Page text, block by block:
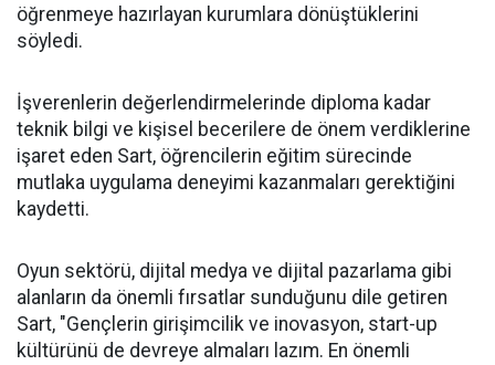
öğrenmeye hazırlayan kurumlara dönüştüklerini
söyledi.
İşverenlerin değerlendirmelerinde diploma kadar
teknik bilgi ve kişisel becerilere de önem verdiklerine
işaret eden Sart, öğrencilerin eğitim sürecinde
mutlaka uygulama deneyimi kazanmaları gerektiğini
kaydetti.
Oyun sektörü, dijital medya ve dijital pazarlama gibi
alanların da önemli fırsatlar sunduğunu dile getiren
Sart, "Gençlerin girişimcilik ve inovasyon, start-up
kültürünü de devreye almaları lazım. En önemli